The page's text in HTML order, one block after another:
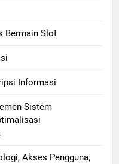
Bermain Slot
Informasi
Sistem
Akses Pengguna,